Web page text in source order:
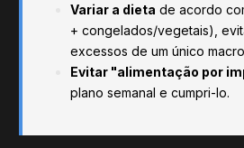
Variar a dieta de acordo
+ congelados/vegetais),
excessos de um único
Evitar "alimentação por
plano semanal e cumpri-lo.